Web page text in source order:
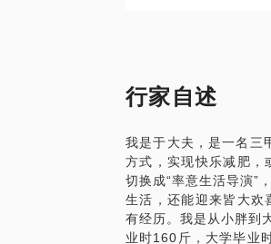
恼。虽然也吃过一
不理想。后来在国
测，发现自己对麸
果，精准化制定方
程调理后，全部胃
本兼治的神奇医术！
心宽体胖——胖是福
工作应酬、圈子所
节约粮食——爱打扫
健康的胖子——虽胖
我会引导你想明白
行家自述
我是于大夫，是一名三
方式，实现快乐减肥，
切换成“率意生活导演”
生活，还能迎来皆大
有经历。我是从小胖到
业时160斤，大学毕业